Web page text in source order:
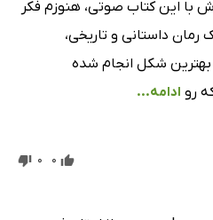
با این کتاب صوتی، هنوزم فکر
داستانی و تاریخی،
شکل انجام شده
رو ادامه...
0
0